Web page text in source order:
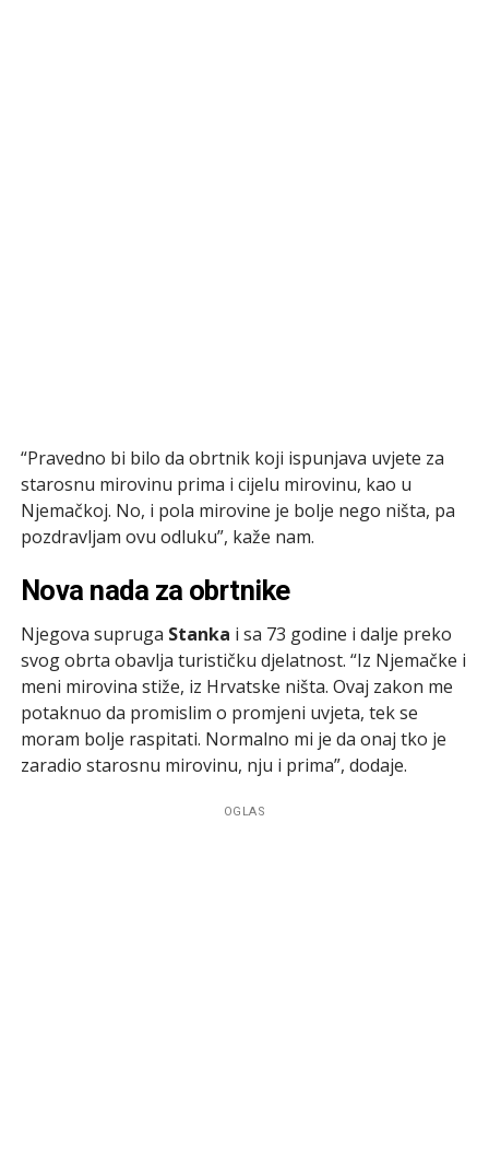
“Pravedno bi bilo da obrtnik koji ispunjava uvjete za
starosnu mirovinu prima i cijelu mirovinu, kao u
Njemačkoj. No, i pola mirovine je bolje nego ništa, pa
pozdravljam ovu odluku”, kaže nam.
Nova nada za obrtnike
Njegova supruga Stanka i sa 73 godine i dalje preko
svog obrta obavlja turističku djelatnost. “Iz Njemačke i
meni mirovina stiže, iz Hrvatske ništa. Ovaj zakon me
potaknuo da promislim o promjeni uvjeta, tek se
moram bolje raspitati. Normalno mi je da onaj tko je
zaradio starosnu mirovinu, nju i prima”, dodaje.
OGLAS